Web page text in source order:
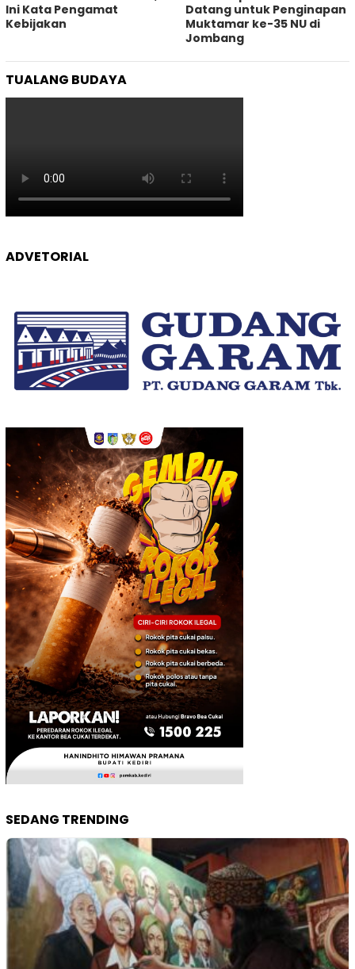
Ini Kata Pengamat
Kebijakan ‎
Datang untuk Penginapan
Muktamar ke-35 NU di
Jombang
TUALANG BUDAYA
ADVETORIAL
SEDANG TRENDING